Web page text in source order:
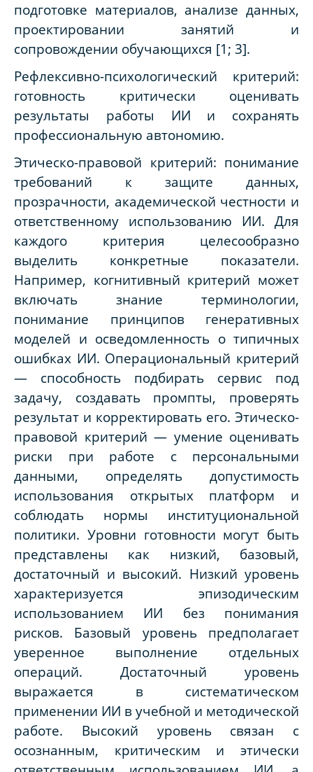
подготовке материалов, анализе данных,
проектировании занятий и
сопровождении обучающихся [1; 3].
Рефлексивно-психологический критерий:
готовность критически оценивать
результаты работы ИИ и сохранять
профессиональную автономию.
Этическо-правовой критерий: понимание
требований к защите данных,
прозрачности, академической честности и
ответственному использованию ИИ. Для
каждого критерия целесообразно
выделить конкретные показатели.
Например, когнитивный критерий может
включать знание терминологии,
понимание принципов генеративных
моделей и осведомленность о типичных
ошибках ИИ. Операциональный критерий
— способность подбирать сервис под
задачу, создавать промпты, проверять
результат и корректировать его. Этическо-
правовой критерий — умение оценивать
риски при работе с персональными
данными, определять допустимость
использования открытых платформ и
соблюдать нормы институциональной
политики. Уровни готовности могут быть
представлены как низкий, базовый,
достаточный и высокий. Низкий уровень
характеризуется эпизодическим
использованием ИИ без понимания
рисков. Базовый уровень предполагает
уверенное выполнение отдельных
операций. Достаточный уровень
выражается в систематическом
применении ИИ в учебной и методической
работе. Высокий уровень связан с
осознанным, критическим и этически